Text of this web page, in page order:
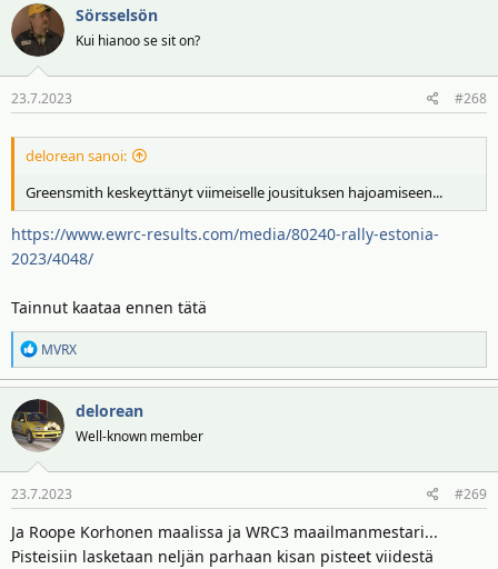
Sörsselsön
Kui hianoo se sit on?
23.7.2023 #268
delorean sanoi:
Greensmith keskeyttänyt viimeiselle jousituksen hajoamiseen...
https://www.ewrc-results.com/media/80240-rally-estonia-
2023/4048/
Tainnut kaataa ennen tätä
R
e
a
k
t
i
o
t
MVRX
delorean
Well-known member
23.7.2023 #269
Ja Roope Korhonen maalissa ja WRC3 maailmanmestari...
Pisteisiin lasketaan neljän parhaan kisan pisteet viidestä